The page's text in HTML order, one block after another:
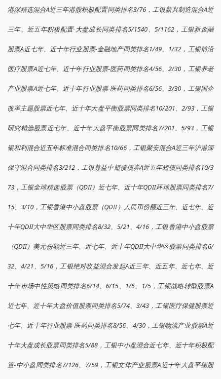
港深精选混合A近三年港股积极配置同类排名3/76，工银新兴制造混合A近
三年、近五年积极配置-大盘成长同类排名5/1540、5/1162，工银新金融
股票A近七年、近十年行业股票-金融地产同类排名1/49、1/32，工银前沿
医疗股票A近七年、近十年行业股票-医药同类排名4/56、2/30，工银养老
产业股票A近七年、近十年行业股票-医药同类排名6/56、3/30，工银国企
改革主题股票近七年、近十年大盘平衡股票同类排名10/201、2/93，工银
研究精选股票近七年、近十年大盘平衡股票同类排名7/201、5/93，工银
银和利混合近五年标准混合同类排名10/66，工银聚安混合A近三年沪港深
保守混合同类排名3/212，工银尊益中短债债券A近五年短债同类排名10/3
73，工银全球精选股票（QDII）近七年、近十年QDII环球股票同类排名7/
15、3/10，工银香港中小盘股票（QDII）人民币份额近三年、近七年、近
十年QDII大中华区股票同类排名8/32、5/21、4/16，工银香港中小盘股票
（QDII）美元份额近三年、近七年、近十年QDII大中华区股票同类排名6/
32、4/21、5/16，工银绝对收益混合发起A近三年、近五年、近七年、近
十年市场中性策略同类排名6/14、6/15、1/5、1/5，工银战略转型股票A
近七年、近十年大盘价值股票同类排名5/74、3/43，工银医疗保健股票近
七年、近十年行业股票-医药同类排名8/56、4/30，工银物流产业股票A近
十年大盘成长股票同类排名5/88，工银中小盘混合近七年、近十年积极配
置-中小盘同类排名7/126、7/59，工银文体产业股票A近十年大盘平衡股